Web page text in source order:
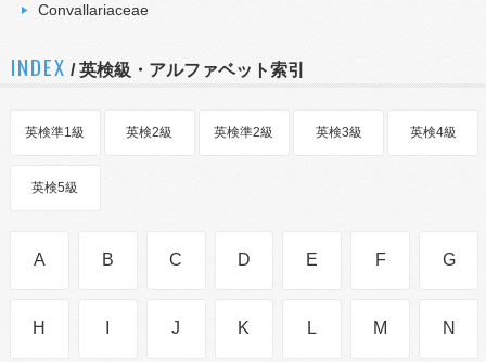
Convallariaceae
INDEX / 英検級・アルファベット索引
英検準1級 英検2級 英検準2級 英検3級 英検4級
英検5級
A B C D E F G
H J K L M N